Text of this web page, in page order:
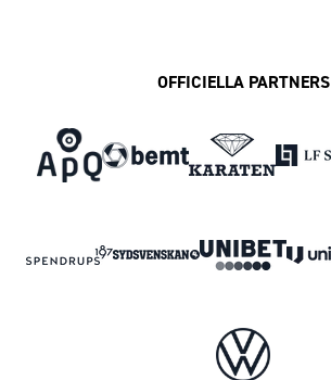
OFFICIELLA PARTNERS